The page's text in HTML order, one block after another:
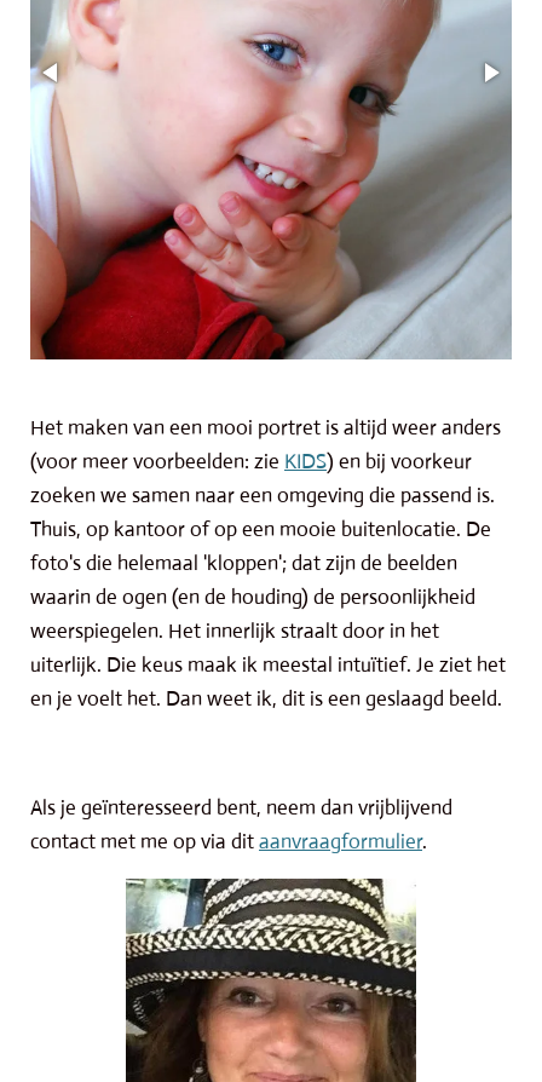
Het maken van een mooi portret is altijd weer anders
(voor meer voorbeelden: zie KIDS) en bij voorkeur
zoeken we samen naar een omgeving die passend is.
Thuis, op kantoor of op een mooie buitenlocatie. De
foto's die helemaal 'kloppen'; dat zijn de beelden
waarin de ogen (en de houding) de persoonlijkheid
weerspiegelen. Het innerlijk straalt door in het
uiterlijk. Die keus maak ik meestal intuïtief. Je ziet het
en je voelt het. Dan weet ik, dit is een geslaagd beeld.
Als je geïnteresseerd bent, neem dan vrijblijvend
contact met me op via ditaanvraagformulier.